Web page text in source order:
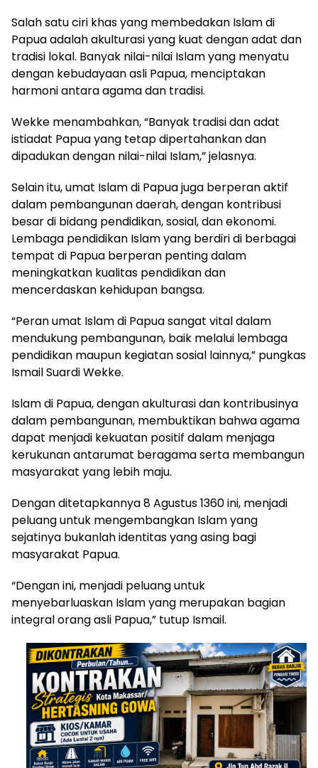
Salah satu ciri khas yang membedakan Islam di
Papua adalah akulturasi yang kuat dengan adat dan
tradisi lokal. Banyak nilai-nilai Islam yang menyatu
dengan kebudayaan asli Papua, menciptakan
harmoni antara agama dan tradisi.
Wekke menambahkan, “Banyak tradisi dan adat
istiadat Papua yang tetap dipertahankan dan
dipadukan dengan nilai-nilai Islam,” jelasnya.
Selain itu, umat Islam di Papua juga berperan aktif
dalam pembangunan daerah, dengan kontribusi
besar di bidang pendidikan, sosial, dan ekonomi.
Lembaga pendidikan Islam yang berdiri di berbagai
tempat di Papua berperan penting dalam
meningkatkan kualitas pendidikan dan
mencerdaskan kehidupan bangsa.
“Peran umat Islam di Papua sangat vital dalam
mendukung pembangunan, baik melalui lembaga
pendidikan maupun kegiatan sosial lainnya,” pungkas
Ismail Suardi Wekke.
Islam di Papua, dengan akulturasi dan kontribusinya
dalam pembangunan, membuktikan bahwa agama
dapat menjadi kekuatan positif dalam menjaga
kerukunan antarumat beragama serta membangun
masyarakat yang lebih maju.
Dengan ditetapkannya 8 Agustus 1360 ini, menjadi
peluang untuk mengembangkan Islam yang
sejatinya bukanlah identitas yang asing bagi
masyarakat Papua.
“Dengan ini, menjadi peluang untuk
menyebarluaskan Islam yang merupakan bagian
integral orang asli Papua,” tutup Ismail.